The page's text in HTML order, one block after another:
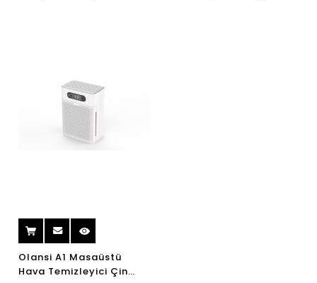
Olansi A1 Masaüstü
Hava Temizleyici Çin